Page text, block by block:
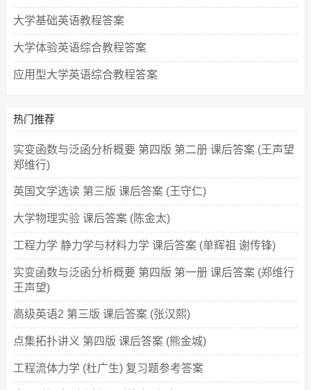
大学基础英语教程答案
大学体验英语综合教程答案
应用型大学英语综合教程答案
热门推荐
实变函数与泛函分析概要 第四版 第二册 课后答案 (王声望
郑维行)
英国文学选读 第三版 课后答案 (王守仁)
大学物理实验 课后答案 (陈金太)
工程力学 静力学与材料力学 课后答案 (单辉祖 谢传锋)
实变函数与泛函分析概要 第四版 第一册 课后答案 (郑维行
王声望)
高级英语2 第三版 课后答案 (张汉熙)
点集拓扑讲义 第四版 课后答案 (熊金城)
工程流体力学 (杜广生) 复习题参考答案